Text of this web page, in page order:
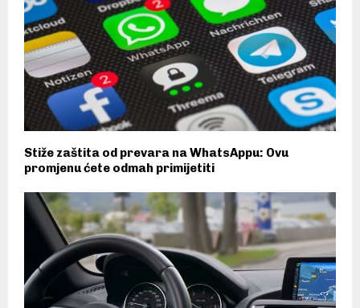
Stiže zaštita od prevara na WhatsAppu: Ovu
promjenu ćete odmah primijetiti